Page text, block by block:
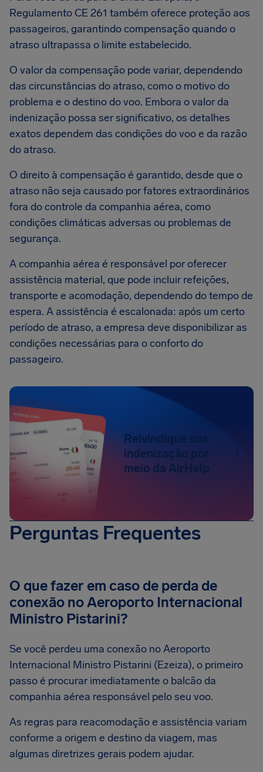
Regulamento CE 261 também oferece proteção aos
passageiros, garantindo compensação quando o
atraso ultrapassa o limite estabelecido.
O valor da compensação pode variar, dependendo
das circunstâncias do atraso, como o motivo do
problema e o destino do voo. Embora o valor da
indenização possa ser significativo, os detalhes
exatos dependem das condições do voo e da razão
do atraso.
O direito à compensação é garantido, desde que o
atraso não seja causado por fatores extraordinários
fora do controle da companhia aérea, como
condições climáticas adversas ou problemas de
segurança.
A companhia aérea é responsável por oferecer
assistência material, que pode incluir refeições,
transporte e acomodação, dependendo do tempo de
espera. A assistência é escalonada: após um certo
período de atraso, a empresa deve disponibilizar as
condições necessárias para o conforto do
passageiro.
Reivindique sua
indenização por
meio da AirHelp
Perguntas Frequentes
O que fazer em caso de perda de
conexão no Aeroporto Internacional
Ministro Pistarini?
Se você perdeu uma conexão no Aeroporto
Internacional Ministro Pistarini (Ezeiza), o primeiro
passo é procurar imediatamente o balcão da
companhia aérea responsável pelo seu voo.
As regras para reacomodação e assistência variam
conforme a origem e destino da viagem, mas
algumas diretrizes gerais podem ajudar.